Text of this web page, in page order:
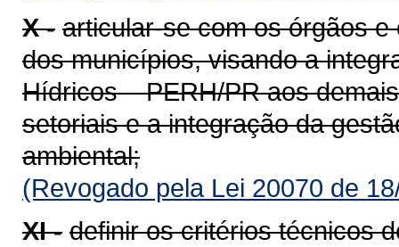
X - articular-se com os órgãos
dos municípios, visando a
Hídricos – PERH/PR aos
setoriais e a integração da
ambiental;
(Revogado pela Lei 20070 de
XI - definir os critérios técnicos